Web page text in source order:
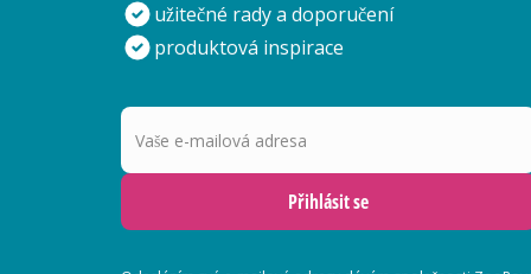
užitečné rady a doporučení
produktová inspirace
Vaše e-mailová adresa
Přihlásit se